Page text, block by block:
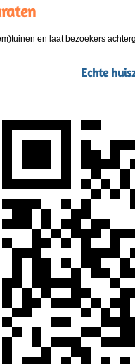
en laat bezoekers
Echte